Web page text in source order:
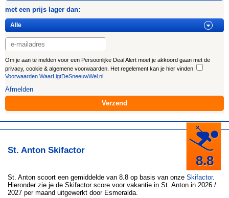
St. Anton Skifactor
8.8
St. Anton scoort een gemiddelde van 8.8 op basis van onze Skifactor.
Hieronder zie je de Skifactor score voor vakantie in St. Anton in 2026 /
2027 per maand uitgewerkt door Esmeralda
met een prijs lager dan:
Om je aan te melden voor een Persoonlijke Deal Alert moet je akkoord gaan met de
privacy, cookie & algemene voorwaarden. Het regelement kan je hier vinden:
Voorwaarden WaarLigtDeSneeuwWel.nl
Afmelden